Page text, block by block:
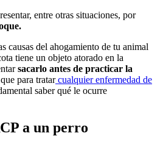
entre otras situaciones, por
causas del ahogamiento de tu animal
tiene un objeto atorado en la
sacarlo antes de practicar la
para tratarcualquier enfermedad de
saber qué le ocurre
a un perro